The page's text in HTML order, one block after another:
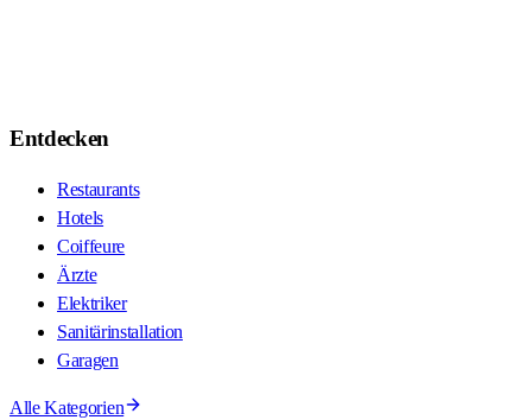
Entdecken
Restaurants
Hotels
Coiffeure
Ärzte
Elektriker
Sanitärinstallation
Garagen
Alle Kategorien